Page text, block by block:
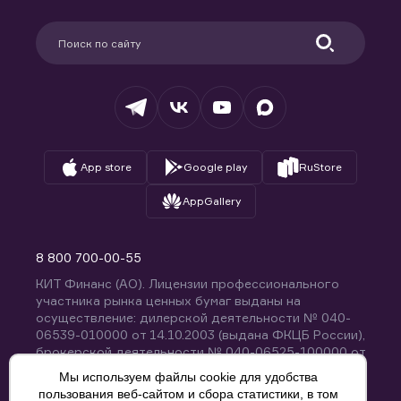
App store Google play RuStore
AppGallery
Удостоверяющий центр
Техническая поддержка
Вопросы и ответы
8 800 700-00-55
КИТ Финанс (АО). Лицензии профессионального
участника рынка ценных бумаг выданы на
осуществление: дилерской деятельности № 040-
06539-010000 от 14.10.2003 (выдана ФКЦБ России),
брокерской деятельности № 040-06525-100000 от
управлению ценными бумагами № 040-13670-
Мы используем файлы cookie для удобства
пользования веб-сайтом и сбора статистики, в том